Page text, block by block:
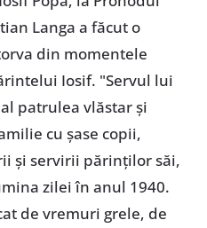
Langa a făcut o
din momentele
Iosif. "Servul lui
patrulea vlăstar și
cu șase copii,
și servirii părinților săi,
zilei în anul 1940.
de vremuri grele, de